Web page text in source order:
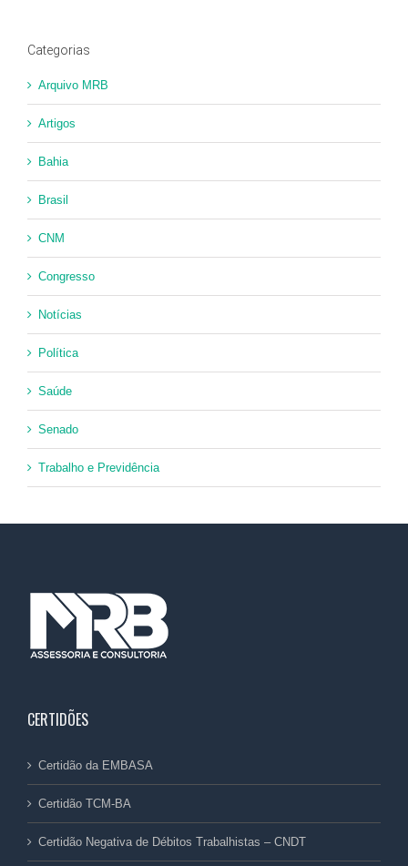
Categorias
Arquivo MRB
Artigos
Bahia
Brasil
CNM
Congresso
Notícias
Política
Saúde
Senado
Trabalho e Previdência
CERTIDÕES
Certidão da EMBASA
Certidão TCM-BA
Certidão Negativa de Débitos Trabalhistas – CNDT